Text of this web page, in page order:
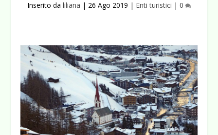
Inserito da liliana | 26 Ago 2019 | Enti turistici | 0